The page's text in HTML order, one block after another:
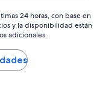
$155
24 horas, con base en
y la disponibilidad están
adicionales.